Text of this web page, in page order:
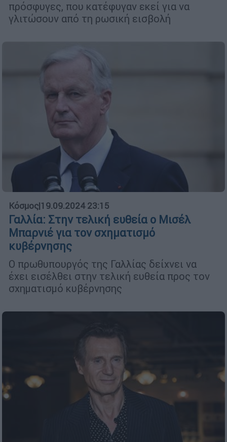
πρόσφυγες, που κατέφυγαν εκεί για να
γλιτώσουν από τη ρωσική εισβολή
Κόσμος|19.09.2024 23:15
Γαλλία: Στην τελική ευθεία ο Μισέλ
Μπαρνιέ για τον σχηματισμό
κυβέρνησης
Ο πρωθυπουργός της Γαλλίας δείχνει να
έχει εισέλθει στην τελική ευθεία προς τον
σχηματισμό κυβέρνησης